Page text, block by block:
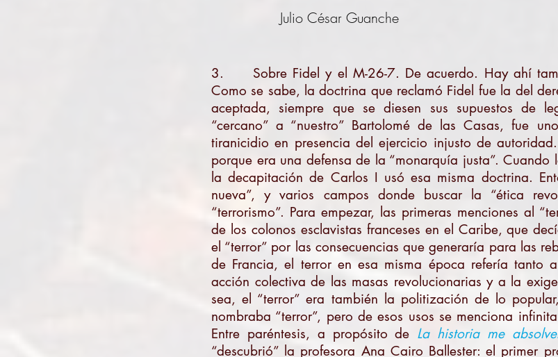
Julio César Guanche
3. Sobre Fidel y el M-26-7. De acuerdo. Hay ahí
Como se sabe, la doctrina que reclamó Fidel fue la del
aceptada, siempre que se diesen sus supuestos de
“cercano” a “nuestro” Bartolomé de las Casas, fue
tiranicidio en presencia del ejercicio injusto de
porque era una defensa de la “monarquía justa”.
la decapitación de Carlos I usó esa misma doctrina.
nueva”, y varios campos donde buscar la “ética
“terrorismo”. Para empezar, las primeras menciones al
de los colonos esclavistas franceses en el Caribe, que
el “terror” por las consecuencias que generaría para las
de Francia, el terror en esa misma época refería tanto
acción colectiva de las masas revolucionarias y a la
sea, el “terror” era también la politización de lo
nombraba “terror”, pero de esos usos se menciona
Entre paréntesis, a propósito de La historia me
“descubrió” la profesora Ana Cairo Ballester: el primer